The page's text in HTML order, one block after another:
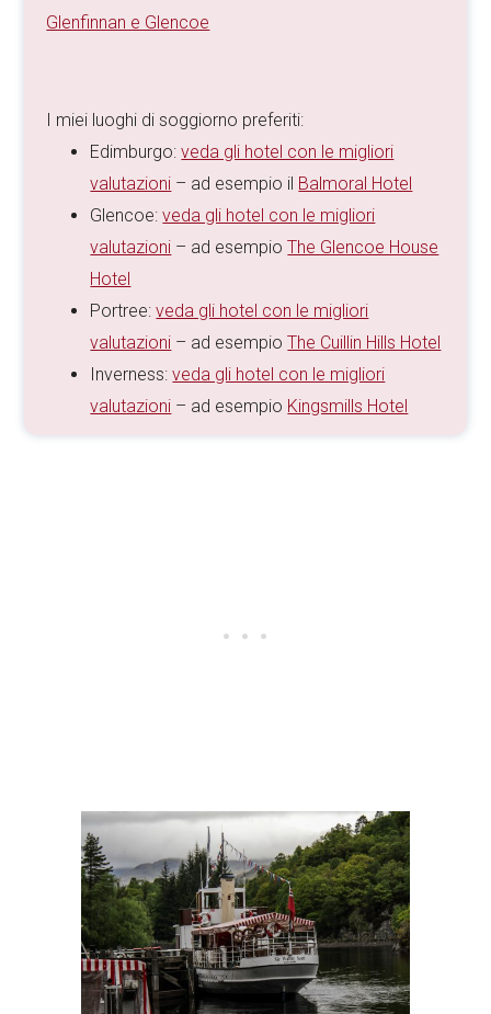
Glenfinnan e Glencoe
I miei luoghi di soggiorno preferiti:
Edimburgo:veda gli hotel con le migliori
valutazioni – ad esempio il Balmoral Hotel
Glencoe:veda gli hotel con le migliori
valutazioni – ad esempioThe Glencoe House
Hotel
Portree:veda gli hotel con le migliori
valutazioni – ad esempioThe Cuillin Hills Hotel
Inverness:veda gli hotel con le migliori
valutazioni – ad esempio Kingsmills Hotel